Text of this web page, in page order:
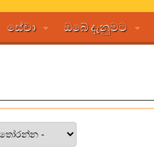
සේවා ඔබේ දැනුමට